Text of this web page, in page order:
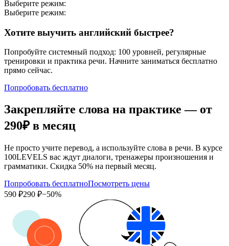
Выберите режим:
Выберите режим:
Хотите выучить английский быстрее?
Попробуйте системный подход: 100 уровней, регулярные
тренировки и практика речи. Начните заниматься бесплатно
прямо сейчас.
Попробовать бесплатно
Закрепляйте слова на практике — от
290₽ в месяц
Не просто учите перевод, а используйте слова в речи. В курсе
100LEVELS вас ждут диалоги, тренажеры произношения и
грамматики. Скидка 50% на первый месяц.
Попробовать бесплатноПосмотреть цены
590 ₽290 ₽−50%